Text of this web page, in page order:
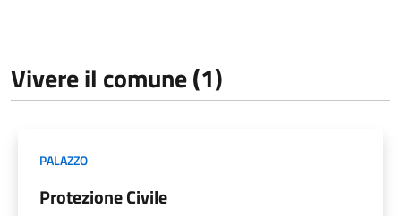
Vivere il comune (1)
PALAZZO
Protezione Civile